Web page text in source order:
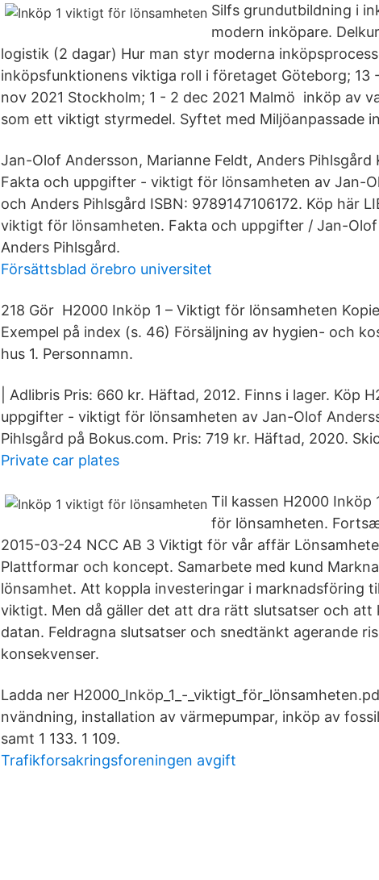
Silfs grundutbildning i
modern inköpare.
logistik (2 dagar) Hur man styr moderna
inköpsfunktionens viktiga roll i företaget Göteborg; 13
nov 2021 Stockholm; 1 - 2 dec 2021 Malmö inköp av
som ett viktigt styrmedel. Syftet med Miljöanpassade
Jan-Olof Andersson, Marianne Feldt, Anders Pihlsgård
Fakta och uppgifter - viktigt för lönsamheten av Jan-
och Anders Pihlsgård ISBN: 9789147106172. Köp här
viktigt för lönsamheten. Fakta och uppgifter / Jan-Olof
Anders Pihlsgård.
Försättsblad örebro universitet
218 Gör H2000 Inköp 1 – Viktigt för lönsamheten
Exempel på index (s. 46) Försäljning av hygien- och
hus 1. Personnamn.
| Adlibris Pris: 660 kr. Häftad, 2012. Finns i lager. Köp
uppgifter - viktigt för lönsamheten av Jan-Olof
Pihlsgård på Bokus.com. Pris: 719 kr. Häftad, 2020.
Private car plates
Til kassen H2000
för lönsamheten.
2015-03-24 NCC AB 3 Viktigt för vår affär
Plattformar och koncept. Samarbete med kund
lönsamhet. Att koppla investeringar i marknadsföring
viktigt. Men då gäller det att dra rätt slutsatser och att
datan. Feldragna slutsatser och snedtänkt agerande
konsekvenser.
Ladda ner H2000_Inköp_1_-
nvändning, installation av värmepumpar, inköp av
samt 1 133. 1 109.
Trafikforsakringsforeningen avgift